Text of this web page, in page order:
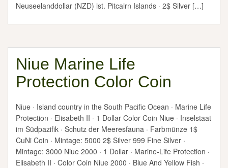
Neuseelanddollar (NZD) ist. Pitcairn Islands · 2$ Silver […]
Niue Marine Life
Protection Color Coin
Niue · Island country in the South Pacific Ocean · Marine Life
Protection · Elisabeth II · 1 Dollar Color Coin Niue · Inselstaat
im Südpazifik · Schutz der Meeresfauna · Farbmünze 1$
CuNi Coin · Mintage: 5000 2$ Silver 999 Fine Silver ·
Mintage: 3000 Niue 2000 · 1 Dollar · Marine-Life Protection ·
Elisabeth II · Color Coin Niue 2000 · Blue And Yellow Fish ·